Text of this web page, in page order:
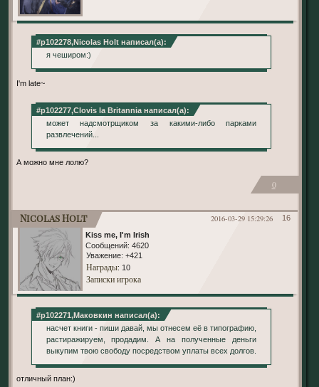
#p102278,Nicolas Holt написал(а):
я чеширом:)
I'm late~
#p102277,Clovis la Britannia написал(а):
может надсмотрщиком за какими-либо парками
развлечений...
А можно мне лолю?
0
16
2016-03-29 15:29:26
Nicolas Holt
Kiss me, I'm Irish
Сообщений: 4620
Уважение: +421
Награды: 10
Записки игрока
#p102271,Маковкин написал(а):
насчет книги - пиши давай, мы отнесем её в типографию,
растиражируем, продадим. А на полученные деньги
выкупим твою свободу посредством уплаты всех долгов.
отличный план:)